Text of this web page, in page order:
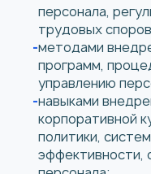
персонала,
трудовых
методами
программ,
управлению
навыками
корпоративной
политики,
эффективности,